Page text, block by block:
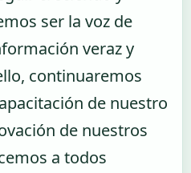
ser la voz de
veraz y
continuaremos
de nuestro
de nuestros
a todos